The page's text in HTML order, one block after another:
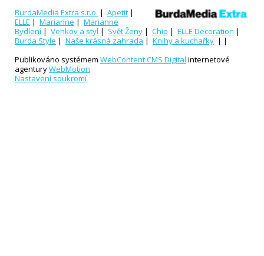
BurdaMedia Extra s.r.o. | Apetit |
ELLE | Marianne | Marianne
Bydlení | Venkov a styl | Svět Ženy | Chip | ELLE Decoration |
Burda Style | Naše krásná zahrada | Knihy a kuchařky | |
Publikováno systémem WebContent CMS Digital internetové
agenturyWebMotion
Nastavení soukromí